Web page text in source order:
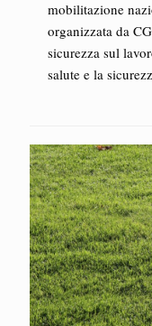
mobilitazione
organizzata da
sicurezza sul
salute e la